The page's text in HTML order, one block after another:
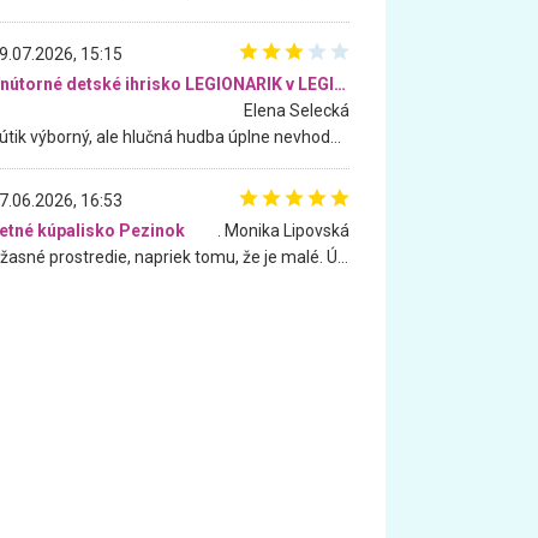
15:15
Vnútorné detské ihrisko LEGIONARIK v LEGIA Fitness
Elena Selecká
16:53
kúpalisko Pezinok
. Monika Lipovská